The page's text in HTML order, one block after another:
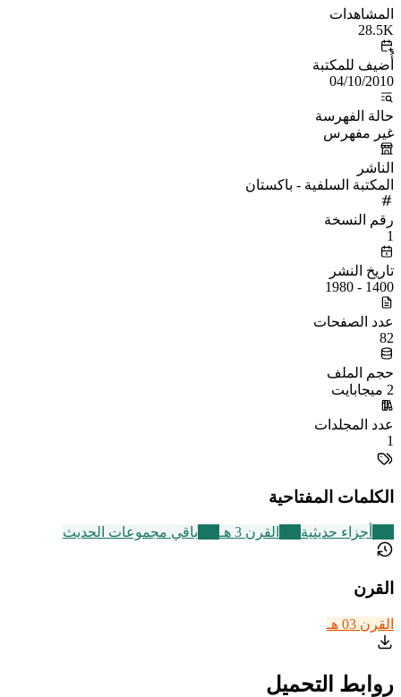
المشاهدات
28.5K
أُضيف للمكتبة
04/10/2010
حالة الفهرسة
غير مفهرس
الناشر
المكتبة السلفية - باكستان
رقم النسخة
1
تاريخ النشر
1400 - 1980
عدد الصفحات
82
حجم الملف
2 ميجابايت
عدد المجلدات
1
الكلمات المفتاحية
أجزاء حديثية القرن 3 هـ باقي مجموعات الحديث
القرن
القرن 03 هـ
روابط التحميل